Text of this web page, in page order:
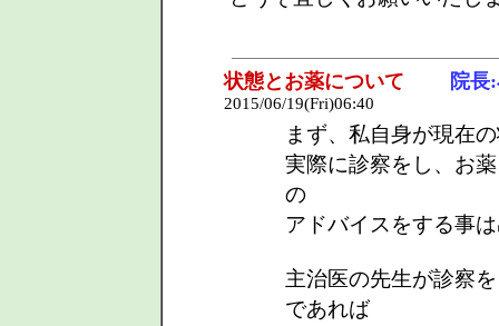
状態とお薬について 院長
2015/06/19(Fri)06:40
まず、私自身が現在
実際に診察をし、お
の
アドバイスをする事
主治医の先生が診察
であれば